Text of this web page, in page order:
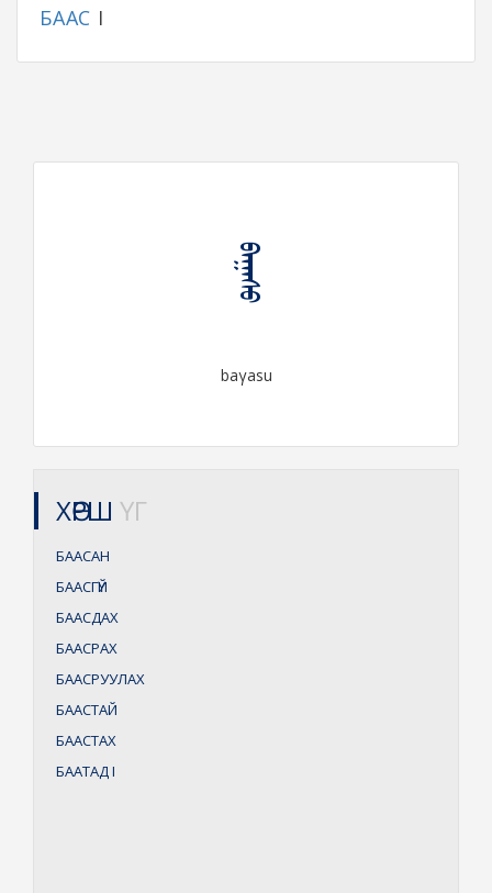
БААС I
ᠪᠠᠭᠠᠰᠤ
baγasu
ХӨРШ ҮГ
БААСАН
БААСГҮЙ
БААСДАХ
БААСРАХ
БААСРУУЛАХ
БААСТАЙ
БААСТАХ
БААТАДI